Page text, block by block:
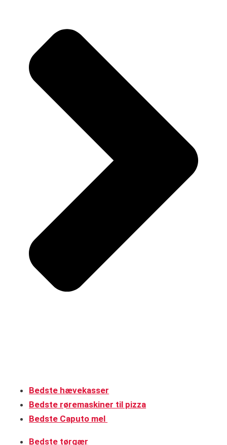
Bedste hævekasser
Bedste røremaskiner til pizza
Bedste Caputo mel
Bedste tørgær